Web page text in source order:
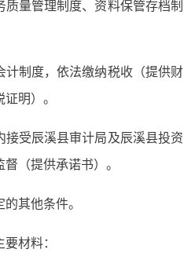
质量管理制度、资料保管存档制
计制度，依法缴纳税收（提供财
明）。
接受辰溪县审计局及辰溪县投资
（提供承诺书）。
其他条件。
材料：